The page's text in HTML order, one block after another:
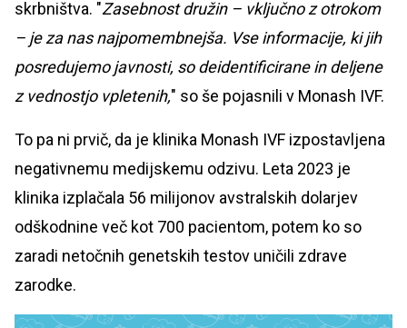
skrbništva. "Zasebnost družin – vključno z otrokom
– je za nas najpomembnejša. Vse informacije, ki jih
posredujemo javnosti, so deidentificirane in deljene
z vednostjo vpletenih," so še pojasnili v Monash IVF.
To pa ni prvič, da je klinika Monash IVF izpostavljena
negativnemu medijskemu odzivu. Leta 2023 je
klinika izplačala 56 milijonov avstralskih dolarjev
odškodnine več kot 700 pacientom, potem ko so
zaradi netočnih genetskih testov uničili zdrave
zarodke.